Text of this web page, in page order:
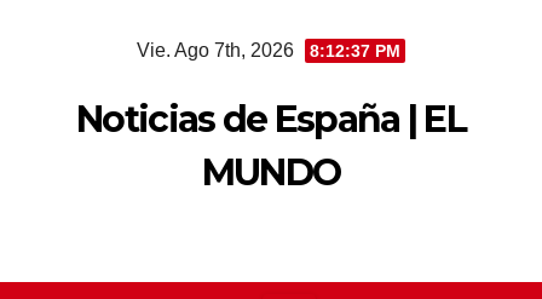
Vie. Ago 7th, 2026 8:12:37 PM
Noticias de España | EL
MUNDO